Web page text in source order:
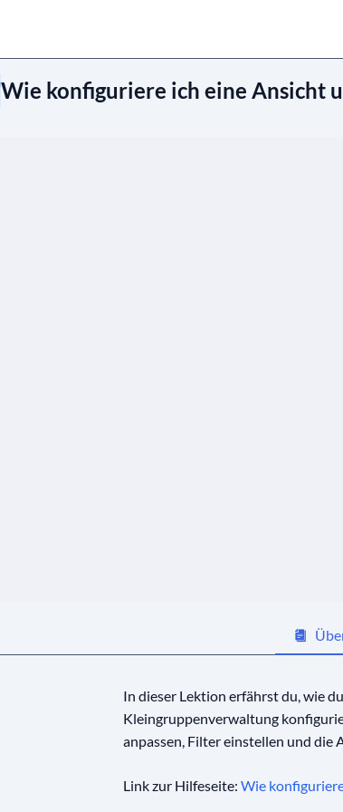
Wie konfiguriere ich eine Ansicht
In dieser Lektion erfährst du, wie
Kleingruppenverwaltung
anpassen, Filter einstellen und die
Link zur Hilfeseite:Wie